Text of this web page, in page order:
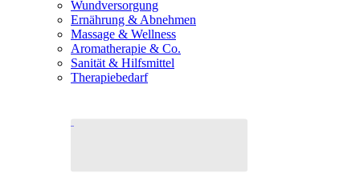
Wundversorgung
Ernährung & Abnehmen
Massage & Wellness
Aromatherapie & Co.
Sanität & Hilfsmittel
Therapiebedarf